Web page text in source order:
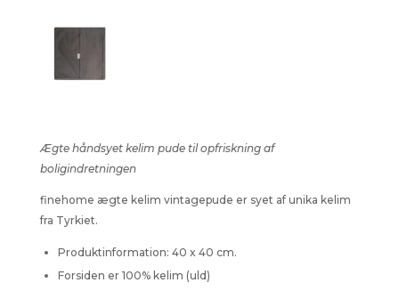
Ægte håndsyet kelim pude til opfriskning af
boligindretningen
finehome ægte kelim vintagepude er syet af unika kelim
fra Tyrkiet.
Produktinformation: 40 x 40 cm.
Forsiden er 100% kelim (uld)